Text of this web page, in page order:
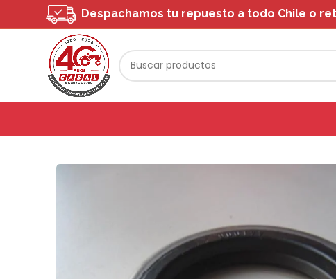
Despachamos tu repuesto a todo Chile o